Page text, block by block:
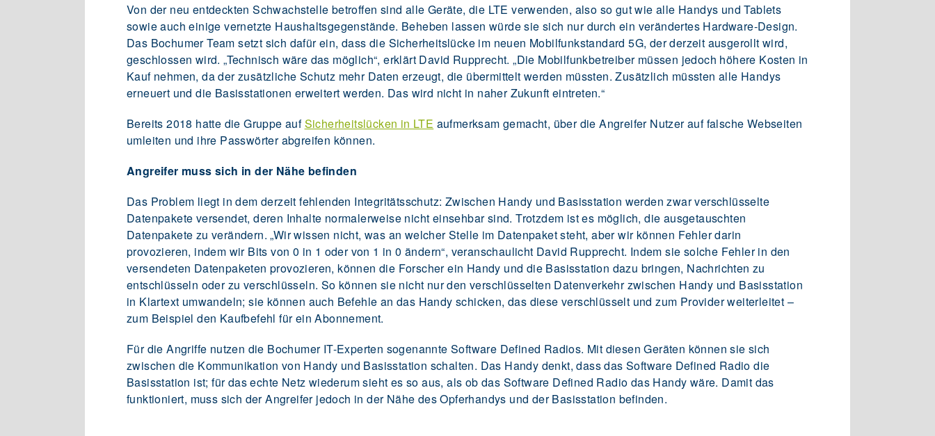
Von der neu entdeckten Schwachstelle betroffen sind alle Geräte, die LTE verwenden, also so gut wie alle Handys und Tablets
sowie auch einige vernetzte Haushaltsgegenstände. Beheben lassen würde sie sich nur durch ein verändertes Hardware-Design.
Das Bochumer Team setzt sich dafür ein, dass die Sicherheitslücke im neuen Mobilfunkstandard 5G, der derzeit ausgerollt wird,
geschlossen wird. „Technisch wäre das möglich“, erklärt David Rupprecht. „Die Mobilfunkbetreiber müssen jedoch höhere Kosten in
Kauf nehmen, da der zusätzliche Schutz mehr Daten erzeugt, die übermittelt werden müssten. Zusätzlich müssten alle Handys
erneuert und die Basisstationen erweitert werden. Das wird nicht in naher Zukunft eintreten.“
Bereits 2018 hatte die Gruppe aufSicherheitslücken in LTE aufmerksam gemacht, über die Angreifer Nutzer auf falsche Webseiten
umleiten und ihre Passwörter abgreifen können.
Angreifer muss sich in der Nähe befinden
Das Problem liegt in dem derzeit fehlenden Integritätsschutz: Zwischen Handy und Basisstation werden zwar verschlüsselte
Datenpakete versendet, deren Inhalte normalerweise nicht einsehbar sind. Trotzdem ist es möglich, die ausgetauschten
Datenpakete zu verändern. „Wir wissen nicht, was an welcher Stelle im Datenpaket steht, aber wir können Fehler darin
provozieren, indem wir Bits von 0 in 1 oder von 1 in 0 ändern“, veranschaulicht David Rupprecht. Indem sie solche Fehler in den
versendeten Datenpaketen provozieren, können die Forscher ein Handy und die Basisstation dazu bringen, Nachrichten zu
entschlüsseln oder zu verschlüsseln. So können sie nicht nur den verschlüsselten Datenverkehr zwischen Handy und Basisstation
in Klartext umwandeln; sie können auch Befehle an das Handy schicken, das diese verschlüsselt und zum Provider weiterleitet –
zum Beispiel den Kaufbefehl für ein Abonnement.
Für die Angriffe nutzen die Bochumer IT-Experten sogenannte Software Defined Radios. Mit diesen Geräten können sie sich
zwischen die Kommunikation von Handy und Basisstation schalten. Das Handy denkt, dass das Software Defined Radio die
Basisstation ist; für das echte Netz wiederum sieht es so aus, als ob das Software Defined Radio das Handy wäre. Damit das
funktioniert, muss sich der Angreifer jedoch in der Nähe des Opferhandys und der Basisstation befinden.